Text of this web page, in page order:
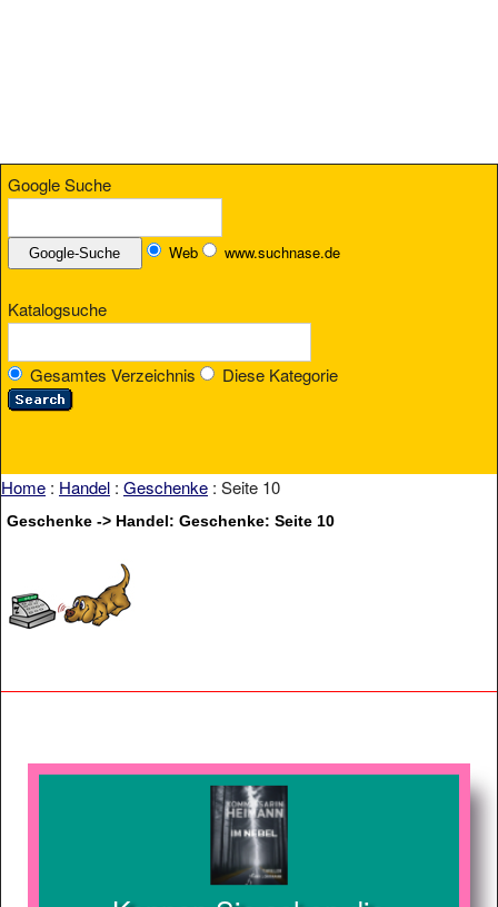
Google Suche
Web www.suchnase.de
Katalogsuche
Gesamtes Verzeichnis Diese Kategorie
Home : Handel : Geschenke : Seite 10
Geschenke -> Handel: Geschenke: Seite 10